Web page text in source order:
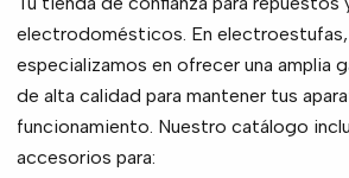
electrodomésticos. En
especializamos en ofrecer una amplia
de alta calidad para mantener tus
funcionamiento. Nuestro catálogo
accesorios para: